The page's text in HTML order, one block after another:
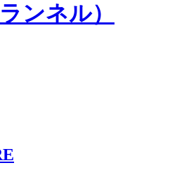
ンネル）